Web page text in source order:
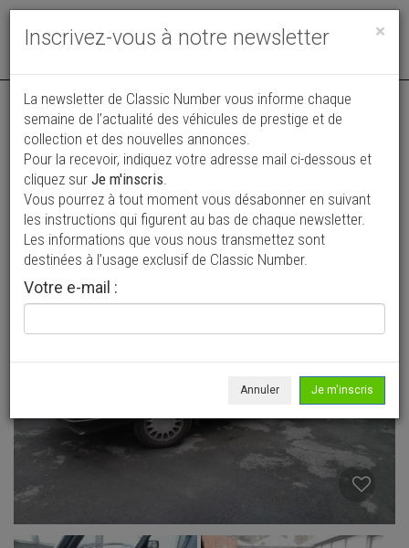
Toggle
Annonce publiée le 07/07/2026 ( il y a 30 jours )
Saab 900
Faire offre
1986 Berline 190 000 km
×
Inscrivez-vous à notre newsletter
La newsletter de Classic Number vous informe chaque
semaine de l’actualité des véhicules de prestige et de
collection et des nouvelles annonces.
Pour la recevoir, indiquez votre adresse mail ci-dessous et
cliquez sur Je m'inscris.
Vous pourrez à tout moment vous désabonner en suivant
les instructions qui figurent au bas de chaque newsletter.
Les informations que vous nous transmettez sont
destinées à l’usage exclusif de Classic Number.
Votre e-mail :
Annuler Je m'inscris